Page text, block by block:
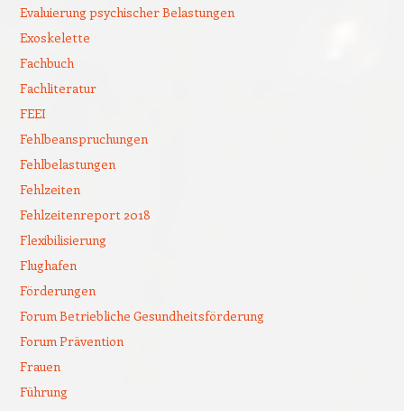
Evaluierung psychischer Belastungen
Exoskelette
Fachbuch
Fachliteratur
FEEI
Fehlbeanspruchungen
Fehlbelastungen
Fehlzeiten
Fehlzeitenreport 2018
Flexibilisierung
Flughafen
Förderungen
Forum Betriebliche Gesundheitsförderung
Forum Prävention
Frauen
Führung